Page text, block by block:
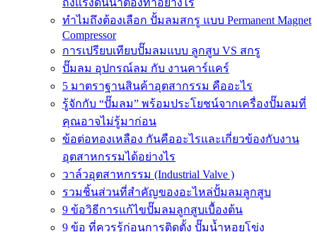
ถังแรงดันน้ำต้องทำอย่างไร
ทำไมถึงต้องเลือก ปั้มลมสกรู แบบ Permanent Magnet
Compressor
การเปรียบเทียบปั๊มลมแบบ ลูกสูบ VS สกรู
ปั๊มลม อุปกรณ์ลม กับ งานคาร์แคร์
5 มาตราฐานสินค้าอุตสากรรม คืออะไร
รู้จักกับ “ปั๊มลม” พร้อมประโยชน์จากเครื่องปั๊มลมที่
คุณอาจไม่รู้มาก่อน
ข้อต่อทองเหลือง กันคืออะไรและเกี่ยวข้องกับงาน
อุตสาหกรรมได้อย่างไร
วาล์วอุตสาหกรรม (Industrial Valve )
รวมชิ้นส่วนที่สำคัญของอะไหล่ปั้มลมลูกสูบ
9 ข้อวิธีการแก้ไขปั๊มลมลูกสูบเบื้องต้น
9 ข้อ ที่ควรรู้ก่อนการติดตั้ง ปั๊มน้ำหอยโข่ง